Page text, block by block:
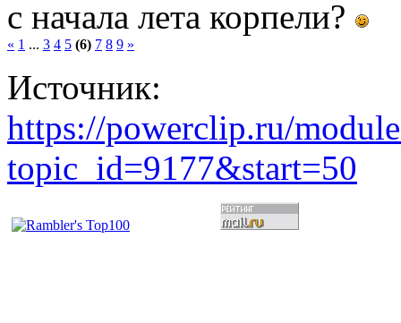
с начала лета корпели?
« 1 ... 3 4 5 (6) 7 8 9 »
Источник:
https://powerclip.ru/
topic_id=9177&start=50